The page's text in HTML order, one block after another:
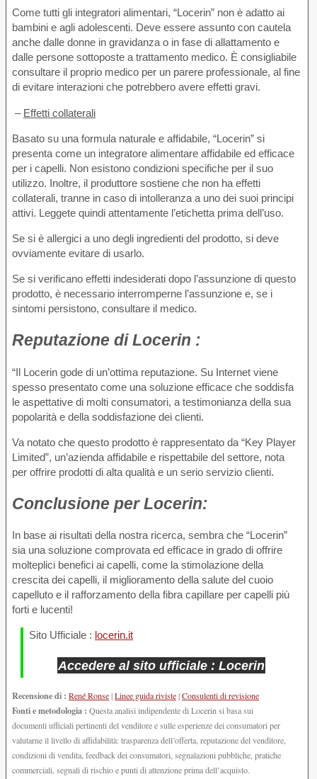
Come tutti gli integratori alimentari, “Locerin” non è adatto ai
bambini e agli adolescenti. Deve essere assunto con cautela
anche dalle donne in gravidanza o in fase di allattamento e
dalle persone sottoposte a trattamento medico. È consigliabile
consultare il proprio medico per un parere professionale, al fine
di evitare interazioni che potrebbero avere effetti gravi.
– Effetti collaterali
Basato su una formula naturale e affidabile, “Locerin” si
presenta come un integratore alimentare affidabile ed efficace
per i capelli. Non esistono condizioni specifiche per il suo
utilizzo. Inoltre, il produttore sostiene che non ha effetti
collaterali, tranne in caso di intolleranza a uno dei suoi principi
attivi. Leggete quindi attentamente l’etichetta prima dell’uso.
Se si è allergici a uno degli ingredienti del prodotto, si deve
ovviamente evitare di usarlo.
Se si verificano effetti indesiderati dopo l’assunzione di questo
prodotto, è necessario interromperne l’assunzione e, se i
sintomi persistono, consultare il medico.
Reputazione diLocerin :
“Il Locerin gode di un’ottima reputazione. Su Internet viene
spesso presentato come una soluzione efficace che soddisfa
le aspettative di molti consumatori, a testimonianza della sua
popolarità e della soddisfazione dei clienti.
Va notato che questo prodotto è rappresentato da “Key Player
Limited”, un’azienda affidabile e rispettabile del settore, nota
per offrire prodotti di alta qualità e un serio servizio clienti.
Conclusione perLocerin:
In base ai risultati della nostra ricerca, sembra che “Locerin”
sia una soluzione comprovata ed efficace in grado di offrire
molteplici benefici ai capelli, come la stimolazione della
crescita dei capelli, il miglioramento della salute del cuoio
capelluto e il rafforzamento della fibra capillare per capelli più
forti e lucenti!
Sito Ufficiale : locerin.it
Accedere al sito ufficiale : Locerin
Recensione di : René Ronse|Linee guida riviste|Consulenti di revisione
Fonti e metodologia : Questa analisi indipendente di Locerin si basa sui
documenti ufficiali pertinenti del venditore e sulle esperienze dei consumatori per
valutarne il livello di affidabilità: trasparenza dell’offerta, reputazione del venditore,
condizioni di vendita, feedback dei consumatori, segnalazioni pubbliche, pratiche
commerciali, segnali di rischio e punti di attenzione prima dell’acquisto.